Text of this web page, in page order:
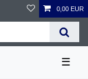
0,00 EUR
☰